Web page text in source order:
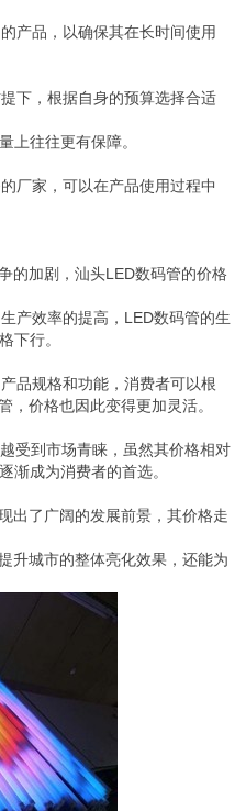
产品，以确保其在长时间使用
下，根据自身的预算选择合适
上往往更有保障。
厂家，可以在产品使用过程中
的加剧，汕头LED数码管的价格
产效率的提高，LED数码管的生
下行。
品规格和功能，消费者可以根
，价格也因此变得更加灵活。
受到市场青睐，虽然其价格相对
渐成为消费者的首选。
出了广阔的发展前景，其价格走
升城市的整体亮化效果，还能为